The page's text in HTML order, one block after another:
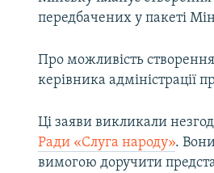
передбачених у пакеті
Про можливість
керівника адміністрації
Ці заяви викликали
Ради «Слуга народу».
вимогою доручити